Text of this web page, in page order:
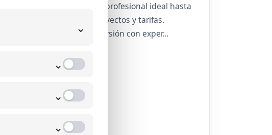
la búsqueda del profesional ideal hasta
la gestión de proyectos y tarifas.
Maximiza tu inversión con exper...
⌄
⌄
⌄
⌄